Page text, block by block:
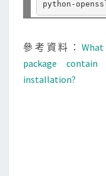
參考資料： What
package
installation?